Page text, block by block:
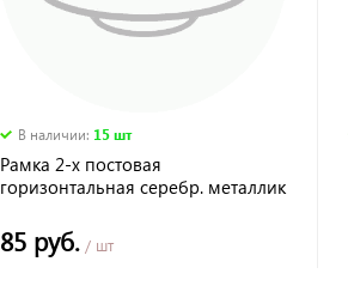
В наличии: 15 шт
Рамка 2-х постовая
горизонтальная серебр. металлик
85 руб./ шт